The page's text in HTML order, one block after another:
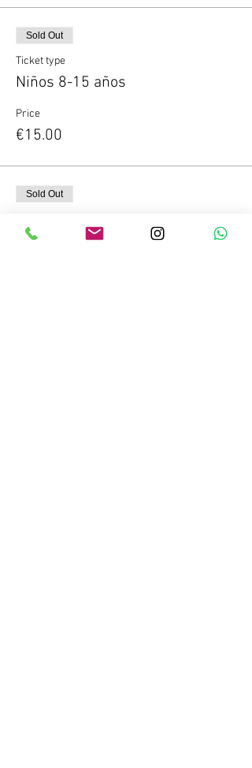
Sold Out
Ticket type
Niños 8-15 años
Price
€15.00
Sold Out
Niño <8 años